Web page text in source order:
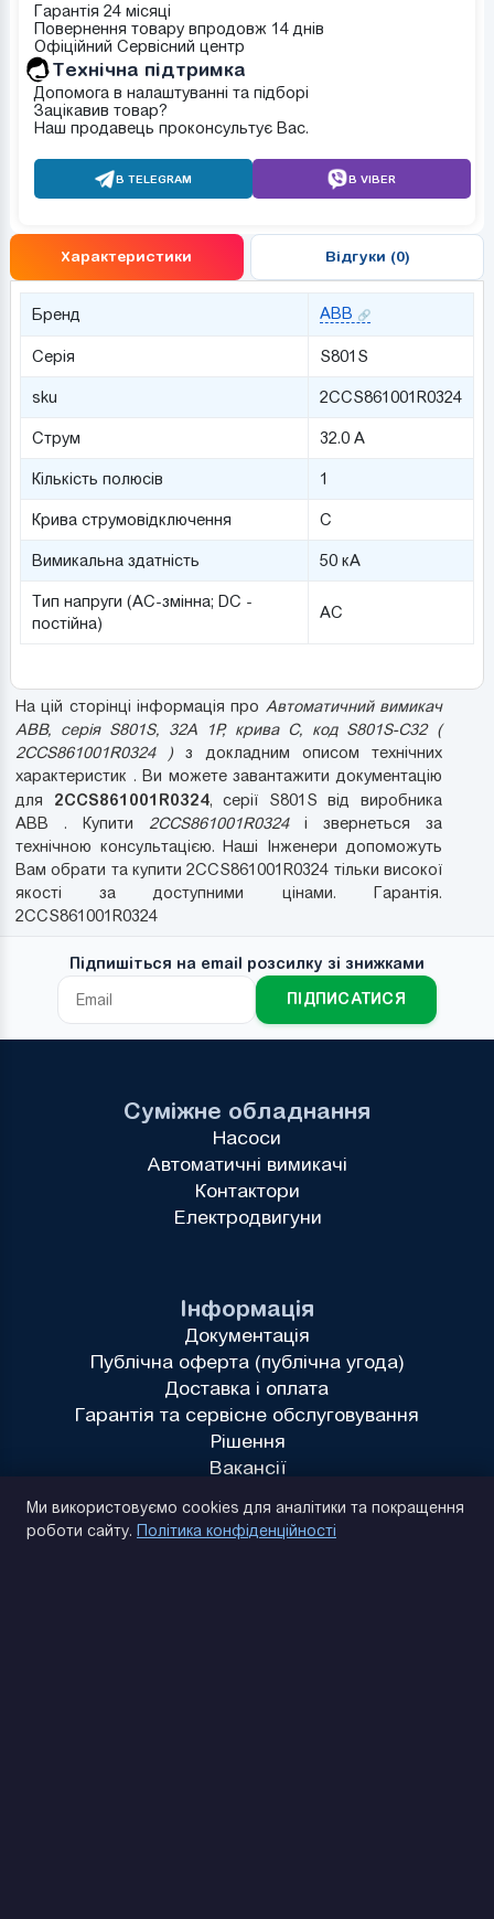
Гарантія 24 місяці
Повернення товару впродовж 14 днів
Офіційний Сервісний центр
Tехнічна підтримка
Допомога в налаштуванні та підборі
Зацікавив товар?
Наш продавець проконсультує Вас.
В TELEGRAM В VIBER
Характеристики Відгуки (0)
Бренд ABB
Серія S801S
sku 2CCS861001R0324
Струм 32.0 А
Кількість полюсів 1
Крива струмовідключення C
Вимикальна здатність 50 кА
Тип напруги (AC-змінна; DC -
постійна)
AC
На цій сторінці інформація про Автоматичний вимикач
ABB, серія S801S, 32А 1P, крива C, код S801S-C32 (
2CCS861001R0324 ) з докладним описом технічних
характеристик . Ви можете завантажити документацію
для 2CCS861001R0324, серії S801S від виробника
ABB . Купити 2CCS861001R0324і звернеться за
технічною консультацією. Наші Інженери допоможуть
Вам обрати та купити 2CCS861001R0324 тільки високої
якості за доступними цінами. Гарантія.
2CCS861001R0324
Підпишіться на email розсилку зі знижками
ПІДПИСАТИСЯ
Інформація
Документація
Публічна оферта (публічна угода)
Доставка і оплата
Гарантія та сервісне обслуговування
Рішення
Вакансії
Суміжне обладнання
Насоси
Автоматичні вимикачі
Контактори
Електродвигуни
Ми використовуємо cookies для аналітики та покращення
роботи сайту. Політика конфіденційності